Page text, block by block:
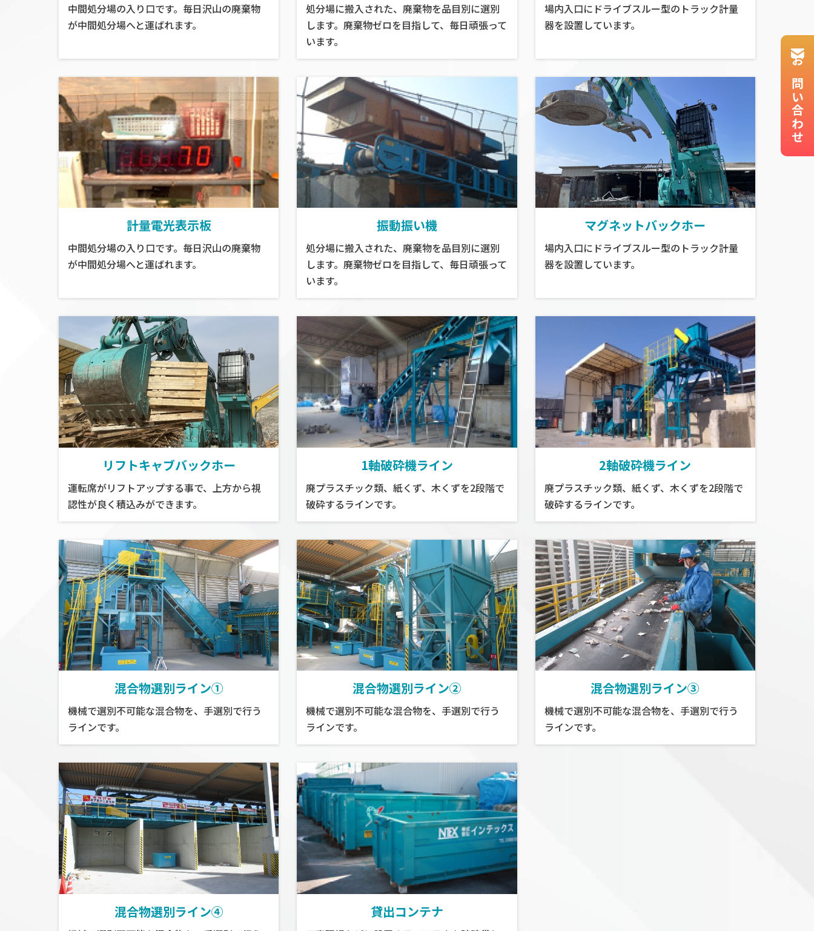
お問い合わせ
中間処分場の入り口です。毎日沢山の廃棄物
が中間処分場へと運ばれます。
処分場に搬入された、廃棄物を品目別に選別
します。廃棄物ゼロを目指して、毎日頑張って
います。
場内入口にドライブスルー型のトラック計量
器を設置しています。
計量電光表示板
中間処分場の入り口です。毎日沢山の廃棄物
が中間処分場へと運ばれます。
振動振い機
処分場に搬入された、廃棄物を品目別に選別
します。廃棄物ゼロを目指して、毎日頑張って
います。
マグネットバックホー
場内入口にドライブスルー型のトラック計量
器を設置しています。
リフトキャブバックホー
運転席がリフトアップする事で、上方から視
認性が良く積込みができます。
1軸破砕機ライン
廃プラスチック類、紙くず、木くずを2段階で
破砕するラインです。
2軸破砕機ライン
廃プラスチック類、紙くず、木くずを2段階で
破砕するラインです。
混合物選別ライン①
機械で選別不可能な混合物を、手選別で行う
ラインです。
混合物選別ライン②
機械で選別不可能な混合物を、手選別で行う
ラインです。
混合物選別ライン③
機械で選別不可能な混合物を、手選別で行う
ラインです。
混合物選別ライン④ 貸出コンテナ